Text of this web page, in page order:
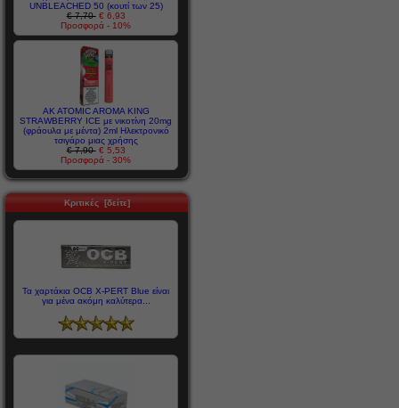
UNBLEACHED 50 (κουτί των 25)
€ 7,70 € 6,93
Προσφορά - 10%
AK ATOMIC AROMA KING
STRAWBERRY ICE με νικοτίνη 20mg
(φράουλα με μέντα) 2ml Ηλεκτρονικό
τσιγάρο μιας χρήσης
€ 7,90 € 5,53
Προσφορά - 30%
Κριτικές [δείτε]
Τα χαρτάκια OCB X-PERT Βlue είναι
για μένα ακόμη καλύτερα...